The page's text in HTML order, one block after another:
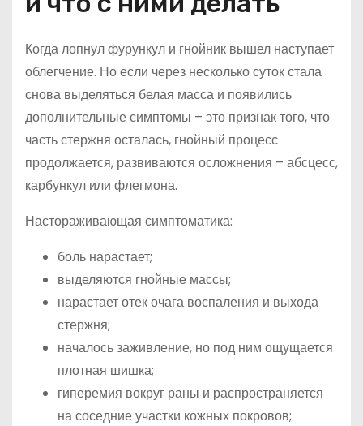
Когда лопнул фурункул и гнойник вышел наступает
облегчение. Но если через несколько суток стала
снова выделяться белая масса и появились
дополнительные симптомы – это признак того, что
часть стержня осталась, гнойный процесс
продолжается, развиваются осложнения – абсцесс,
карбункул или флегмона.
Настораживающая симптоматика:
боль нарастает;
выделяются гнойные массы;
нарастает отек очага воспаления и выхода
стержня;
началось заживление, но под ним ощущается
плотная шишка;
гиперемия вокруг раны и распространяется
на соседние участки кожных покровов;